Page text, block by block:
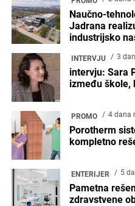
Naučno-
Jadrana
industrijsko
INTERVJU 3
intervju: Sara
između škole,
PROMO 4 dana
Porotherm
kompletno
ENTERIJER 5
Pametna
zdravstvene